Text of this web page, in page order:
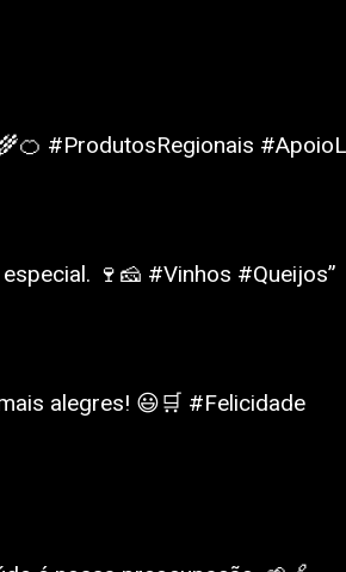
#ProdutosRegionais
🍷🧀 #Vinhos #Queijos”
alegres! 😃🛒 #Felicidade